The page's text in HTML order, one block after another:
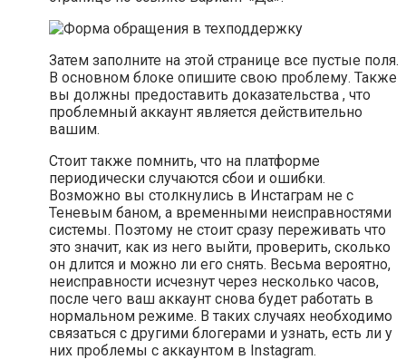
Затем заполните на этой странице все пустые поля.
В основном блоке опишите свою проблему. Также
вы должны предоставить доказательства , что
проблемный аккаунт является действительно
вашим.
Стоит также помнить, что на платформе
периодически случаются сбои и ошибки.
Возможно вы столкнулись в Инстаграм не с
Теневым баном, а временными неисправностями
системы. Поэтому не стоит сразу переживать что
это значит, как из него выйти, проверить, сколько
он длится и можно ли его снять. Весьма вероятно,
неисправности исчезнут через несколько часов,
после чего ваш аккаунт снова будет работать в
нормальном режиме. В таких случаях необходимо
связаться с другими блогерами и узнать, есть ли у
них проблемы с аккаунтом в Instagram.